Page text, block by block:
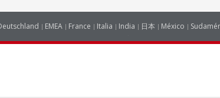
EMEA France Italia India 日本 México